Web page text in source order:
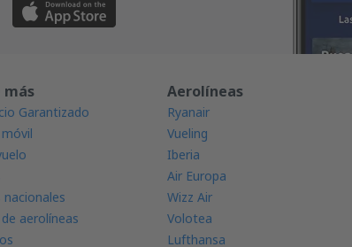
más
Garantizado
nacionales
aerolíneas
Aerolíneas
Ryanair
Vueling
Iberia
Air Europa
Wizz Air
Volotea
Lufthansa